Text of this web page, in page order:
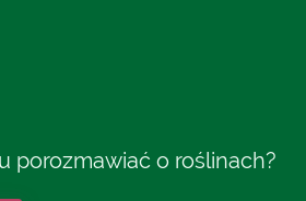
porozmawiać o roślinach?